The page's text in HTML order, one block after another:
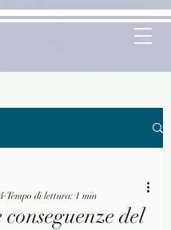
conseguenze del
Tempo di lettura: 1 min